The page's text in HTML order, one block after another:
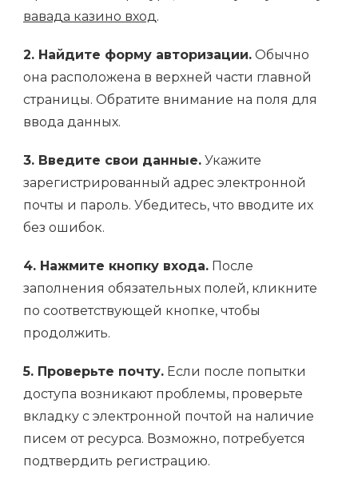
вавада казино вход.
2. Найдите форму авторизации. Обычно
она расположена в верхней части главной
страницы. Обратите внимание на поля для
ввода данных.
3. Введите свои данные. Укажите
зарегистрированный адрес электронной
почты и пароль. Убедитесь, что вводите их
без ошибок.
4. Нажмите кнопку входа. После
заполнения обязательных полей, кликните
по соответствующей кнопке, чтобы
продолжить.
5. Проверьте почту. Если после попытки
доступа возникают проблемы, проверьте
вкладку с электронной почтой на наличие
писем от ресурса. Возможно, потребуется
подтвердить регистрацию.